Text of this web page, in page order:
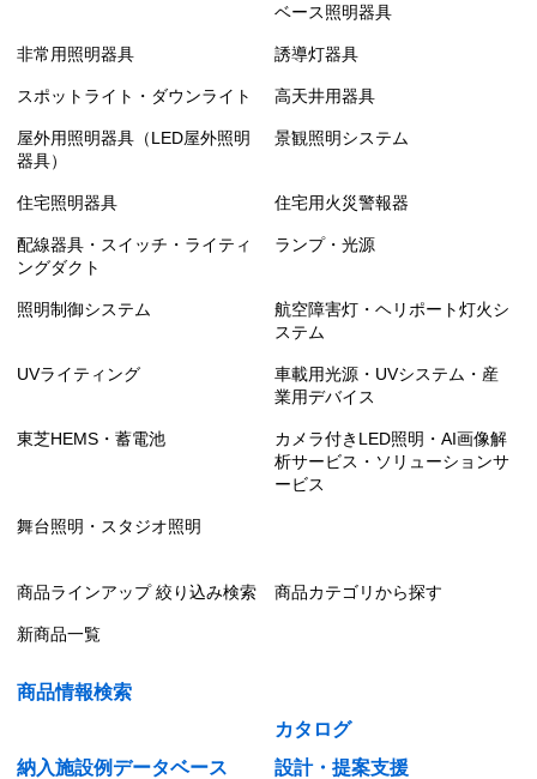
ベース照明器具
非常用照明器具 誘導灯器具
スポットライト・ダウンライト 高天井用器具
屋外用照明器具（LED屋外照明
器具）
景観照明システム
住宅照明器具 住宅用火災警報器
配線器具・スイッチ・ライティ
ングダクト
ランプ・光源
照明制御システム
航空障害灯・ヘリポート灯火シ
ステム
UVライティング
車載用光源・UVシステム・産
業用デバイス
東芝HEMS・蓄電池
カメラ付きLED照明・AI画像解
析サービス・ソリューションサ
ービス
舞台照明・スタジオ照明
商品ラインアップ 絞り込み検索 商品カテゴリから探す
新商品一覧
商品情報検索
カタログ
納入施設例データベース
設計・提案支援